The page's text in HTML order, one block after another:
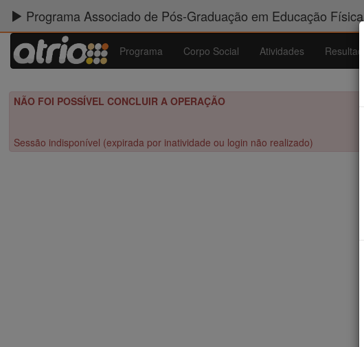
Programa Associado de Pós-Graduação em Educação
Programa Corpo Social Atividades
NÃO FOI POSSÍVEL CONCLUIR A OPERAÇÃO
Sessão indisponível (expirada por inatividade ou login não realizado)